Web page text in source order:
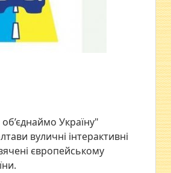
Україну"
вуличні інтерактивні
європейському